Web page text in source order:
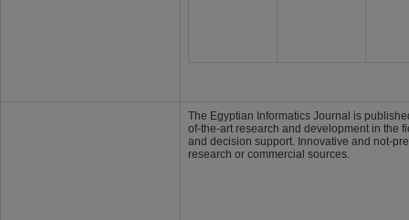
The Egyptian Informatics Journal is
of-the-art research and development in the
and decision support. Innovative and not-
research or commercial sources.